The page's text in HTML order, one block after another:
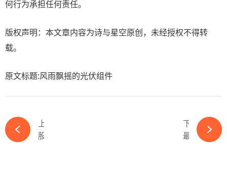
何行为承担任何责任。
版权声明：本文章内容为诗与星空原创，未经授权不得转
载。
原文标题:风雨飘摇的光伏组件
下一篇
最高年薪360万？汽车跨界光伏又有重大突破-365wm完美体育官网